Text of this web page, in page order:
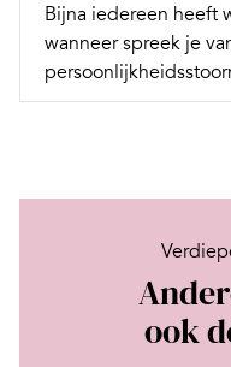
Bijna iedereen heeft
wanneer spreek je
ook